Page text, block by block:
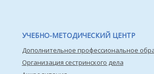
УЧЕБНО-МЕТОДИЧЕСКИЙ ЦЕНТР
Дополнительное профессиональное
Организация сестринского дела